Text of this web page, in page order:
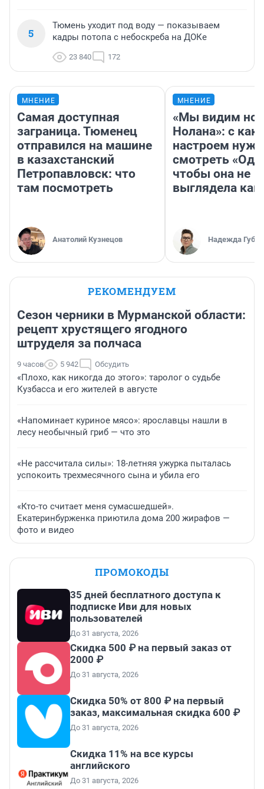
5
Тюмень уходит под воду — показываем
кадры потопа с небоскреба на ДОКе
23 840 172
МНЕНИЕ
Самая доступная
заграница. Тюменец
отправился на машине
в казахстанский
Петропавловск: что
там посмотреть
Анатолий Кузнецов
МНЕНИЕ
«Мы видим
Нолана»: с
настроем
смотреть
чтобы она не
выглядела как
Надежда
РЕКОМЕНДУЕМ
Сезон черники в Мурманской области:
рецепт хрустящего ягодного
штруделя за полчаса
9 часов 5 942 Обсудить
«Плохо, как никогда до этого»: таролог о судьбе
Кузбасса и его жителей в августе
«Напоминает куриное мясо»: ярославцы нашли в
лесу необычный гриб — что это
«Не рассчитала силы»: 18-летняя ужурка пыталась
успокоить трехмесячного сына и убила его
«Кто-то считает меня сумасшедшей».
Екатеринбурженка приютила дома 200 жирафов —
фото и видео
ПРОМОКОДЫ
35 дней бесплатного доступа к
подписке Иви для новых
пользователей
До 31 августа, 2026
Скидка 500 ₽ на первый заказ от
2000 ₽
До 31 августа, 2026
Скидка 50% от 800 ₽ на первый
заказ, максимальная скидка 600 ₽
До 31 августа, 2026
Скидка 11% на все курсы
английского
До 31 августа, 2026